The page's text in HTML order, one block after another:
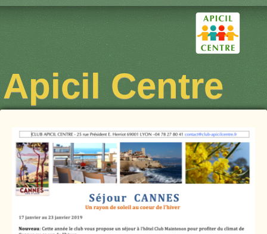
Apicil Centre